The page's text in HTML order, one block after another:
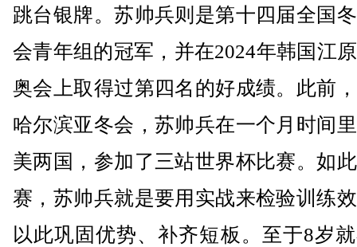
跳台银牌。苏帅兵则是第十四届全国
会青年组的冠军，并在2024年韩国江
奥会上取得过第四名的好成绩。此前
哈尔滨亚冬会，苏帅兵在一个月时间
美两国，参加了三站世界杯比赛。如
赛，苏帅兵就是要用实战来检验训练
以此巩固优势、补齐短板。至于8岁